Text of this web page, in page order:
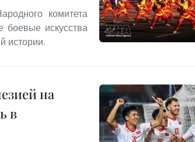
комитета
боевые искусства
истории.
на
в